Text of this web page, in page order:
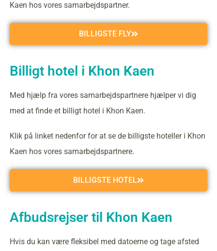
Kaen hos vores samarbejdspartner.
BILLIGSTE FLY
Billigt hotel i Khon Kaen
Med hjælp fra vores samarbejdspartnere hjælper vi dig
med at finde et billigt hotel i Khon Kaen.
Klik på linket nedenfor for at se de billigste hoteller i Khon
Kaen hos vores samarbejdspartnere.
BILLIGSTE HOTEL
Afbudsrejser til Khon Kaen
Hvis du kan være fleksibel med datoerne og tage afsted